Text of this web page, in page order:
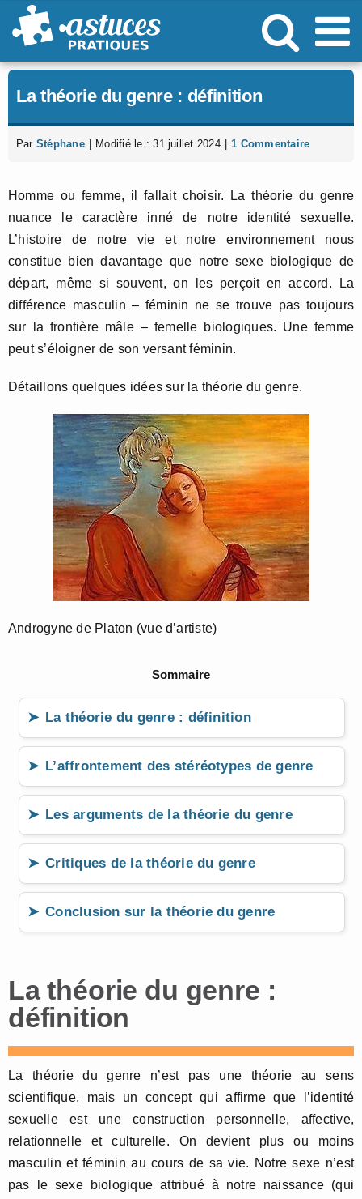
Passer
au
La théorie du genre : définition
Par Stéphane Modifié le : 31 juillet 2024 1 Commentaire
Homme ou femme, il fallait choisir. La théorie du genre
nuance le caractère inné de notre identité sexuelle.
L’histoire de notre vie et notre environnement nous
constitue bien davantage que notre sexe biologique de
départ, même si souvent, on les perçoit en accord. La
différence masculin – féminin ne se trouve pas toujours
sur la frontière mâle – femelle biologiques. Une femme
peut s’éloigner de son versant féminin.
Détaillons quelques idées sur la théorie du genre.
Androgyne de Platon (vue d’artiste)
Sommaire
La théorie du genre : définition
L’affrontement des stéréotypes de genre
Les arguments de la théorie du genre
Critiques de la théorie du genre
Conclusion sur la théorie du genre
La théorie du genre :
définition
La théorie du genre n’est pas une théorie au sens
scientifique, mais un concept qui affirme que l’identité
sexuelle est une construction personnelle, affective,
relationnelle et culturelle. On devient plus ou moins
masculin et féminin au cours de sa vie. Notre sexe n’est
pas le sexe biologique attribué à notre naissance (qui